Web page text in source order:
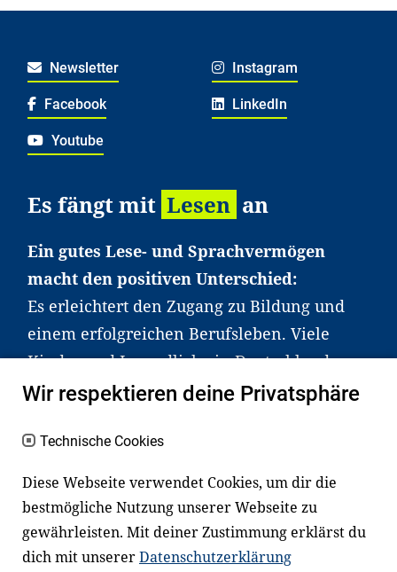
Newsletter Instagram
Facebook LinkedIn
Youtube
Es fängt mit Lesen an
Ein gutes Lese- und Sprachvermögen
macht den positiven Unterschied:
Es erleichtert den Zugang zu Bildung und
einem erfolgreichen Berufsleben. Viele
Kinder und Jugendliche in Deutschland
haben aber große Schwierigkeiten dabei.
an Familien sowie an Erzieher*innen,
Lehrer*innen und andere
Fachexpert*innen. Dafür arbeiten wir eng
mit Ministerien, wissenschaftlichen
Einrichtungen, Verbänden, Unternehmen
Wir respektieren deine Privatsphäre
Technische Cookies
Diese Webseite verwendet Cookies, um dir die
bestmögliche Nutzung unserer Webseite zu
gewährleisten. Mit deiner Zustimmung erklärst du
dich mit unsererDatenschutzerklärung